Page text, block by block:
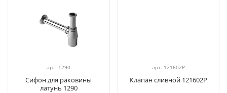
арт. 1290
Сифон для раковины
латунь 1290
арт. 121602P
Клапан сливной 121602P